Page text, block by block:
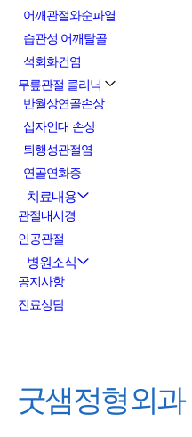
어깨관절와순파열
습관성 어깨탈골
석회화건염
무릎관절 클리닉
반월상연골손상
십자인대 손상
퇴행성관절염
연골연화증
치료내용
관절내시경
인공관절
병원소식
공지사항
진료상담
굿샘정형외과